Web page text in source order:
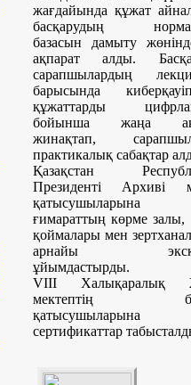
жағдайында құжат
басқарудың
базасын дамыту
ақпарат алды.
сарапшылардың
барысында
құжаттарды
бойынша жаңа
жинақтап,
практикалық сабақтар
Қазақстан
Президенті Архиві
қатысушыларына
ғимараттың көрме залы,
қоймалары мен
арнайы
ұйымдастырды.
VIII Халықаралық
мектептің
қатысушыларына
сертификаттар